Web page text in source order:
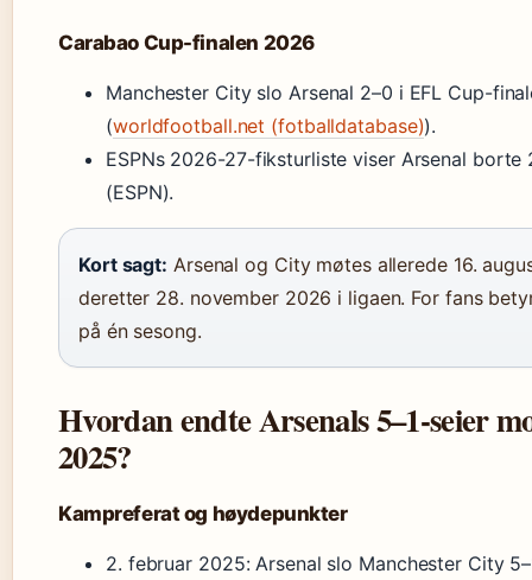
Carabao Cup-finalen 2026
Manchester City slo Arsenal 2–0 i EFL Cup-
(worldfootball.net (fotballdatabase)).
ESPNs 2026-27-fiksturliste viser Arsenal borte
(ESPN).
Kort sagt: Arsenal og City møtes allerede 16.
deretter 28. november 2026 i ligaen. For fans
på én sesong.
Hvordan endte Arsenals 5–1-seier
2025?
Kampreferat og høydepunkter
2. februar 2025: Arsenal slo Manchester City